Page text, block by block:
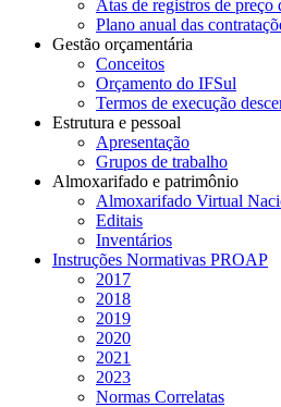
Atas de registros de preço
Plano anual das
Gestão orçamentária
Conceitos
Orçamento do IFSul
Termos de execução
Estrutura e pessoal
Apresentação
Grupos de trabalho
Almoxarifado e patrimônio
Almoxarifado Virtual
Editais
Inventários
Instruções Normativas PROAP
2017
2018
2019
2020
2021
2023
Normas Correlatas